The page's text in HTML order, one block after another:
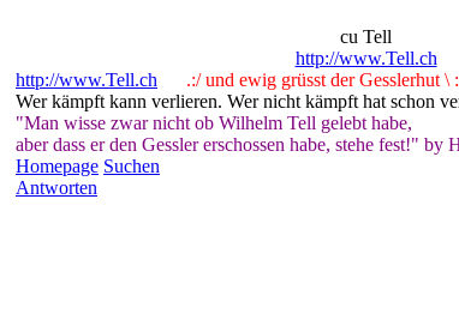
cu Tell
http://www.Tell.ch
http://www.Tell.ch
.:/ und ewig grüsst der Gesslerhut \
Wer kämpft kann verlieren. Wer nicht kämpft hat schon
"Man wisse zwar nicht ob Wilhelm Tell gelebt habe,
aber dass er den Gessler erschossen habe, stehe fest!" by
Homepage Suchen
Antworten